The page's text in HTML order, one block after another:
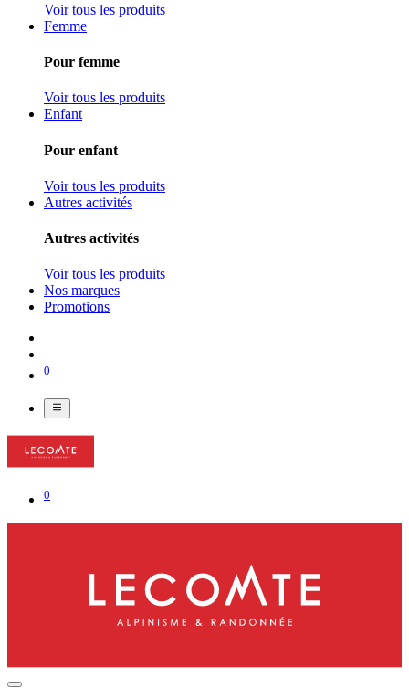
Voir tous les produits
Femme
Pour femme
Voir tous les produits
Enfant
Pour enfant
Voir tous les produits
Autres activités
Autres activités
Voir tous les produits
Nos marques
Promotions
0
0